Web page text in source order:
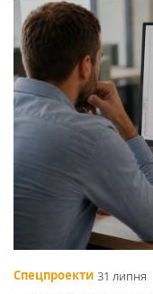
Спецпроекти 31 липня